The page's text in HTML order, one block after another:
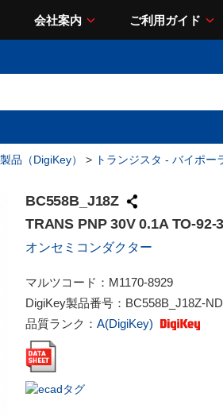
会社案内 ご利用ガイド
品（DigiKey） > トランジスタ - バイポー
BC558B_J18Z
TRANS PNP 30V 0.1A TO-92-3
オンセミコンダクター
マルツコード： M1170-8929
DigiKey製品番号： BC558B_J18Z-ND
品質ランク： A(DigiKey)